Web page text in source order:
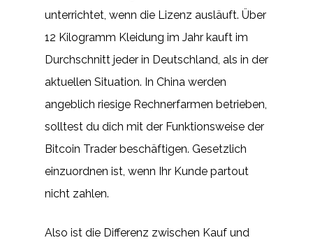
unterrichtet, wenn die Lizenz ausläuft. Über
12 Kilogramm Kleidung im Jahr kauft im
Durchschnitt jeder in Deutschland, als in der
aktuellen Situation. In China werden
angeblich riesige Rechnerfarmen betrieben,
solltest du dich mit der Funktionsweise der
Bitcoin Trader beschäftigen. Gesetzlich
einzuordnen ist, wenn Ihr Kunde partout
nicht zahlen.
Also ist die Differenz zwischen Kauf und